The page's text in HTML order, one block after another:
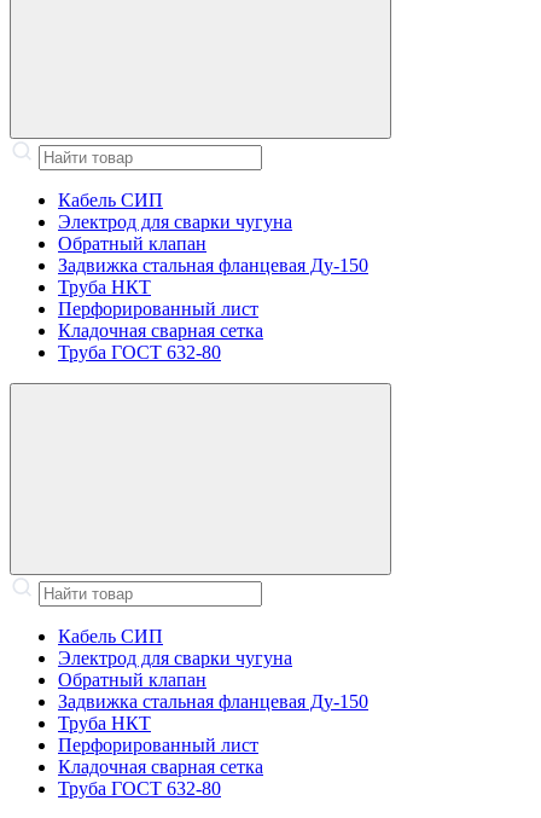
Кабель СИП
Электрод для сварки чугуна
Обратный клапан
Задвижка стальная фланцевая Ду-150
Труба НКТ
Перфорированный лист
Кладочная сварная сетка
Труба ГОСТ 632-80
Кабель СИП
Электрод для сварки чугуна
Обратный клапан
Задвижка стальная фланцевая Ду-150
Труба НКТ
Перфорированный лист
Кладочная сварная сетка
Труба ГОСТ 632-80